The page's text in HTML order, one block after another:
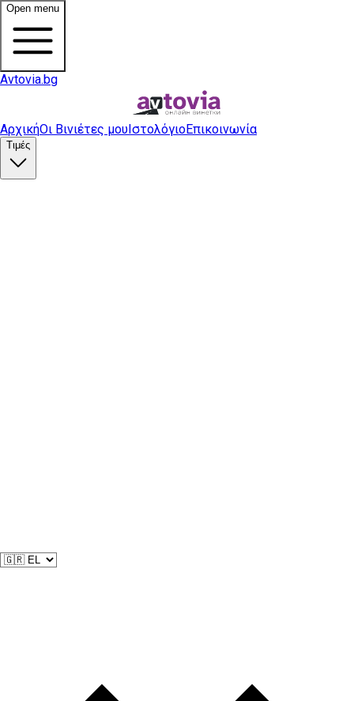
Open menu
Avtovia.bg
ΑρχικήΟι Βινιέτες μουΙστολόγιοΕπικοινωνία
Τιμές